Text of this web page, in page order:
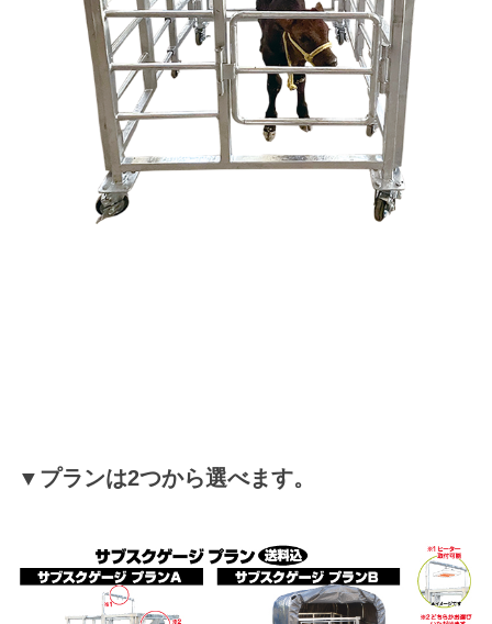
▼プランは2つから選べます。